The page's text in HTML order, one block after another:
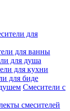
для
для ванны
для душа
для кухни
для биде
Смесители с
смесителей